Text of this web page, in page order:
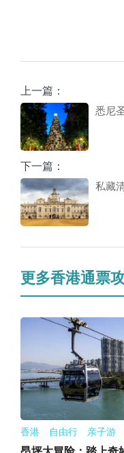
上一篇：
悉尼
下一篇：
私藏
更多香港通票
香港 自由行 亲子游